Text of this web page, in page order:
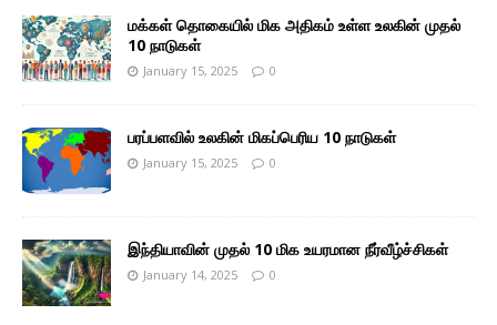
மக்கள் தொகையில் மிக அதிகம் உள்ள உலகின் முதல்
10 நாடுகள்
January 15, 2025 0
பரப்பளவில் உலகின் மிகப்பெரிய 10 நாடுகள்
January 15, 2025 0
இந்தியாவின் முதல் 10 மிக உயரமான நீர்வீழ்ச்சிகள்
January 14, 2025 0